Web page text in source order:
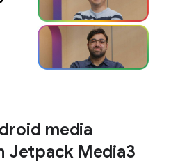
media
Jetpack Media3